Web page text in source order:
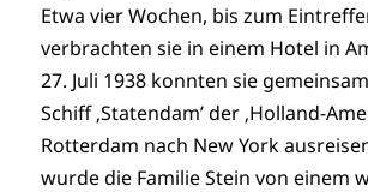
Etwa vier Wochen, bis zum
verbrachten sie in einem Hotel in
27. Juli 1938 konnten sie
Schiff ‚Statendam’ der ‚Holland-
Rotterdam nach New York
wurde die Familie Stein von einem